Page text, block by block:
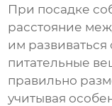
При посадке
расстояние
им развиваться
питательные
правильно
учитывая